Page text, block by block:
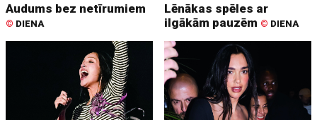
Audums bez netīrumiem
© DIENA
Lēnākas spēles ar
ilgākām pauzēm © DIENA